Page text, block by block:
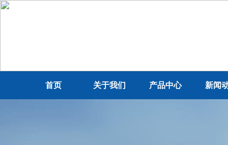
首页 关于我们 产品中心 新闻